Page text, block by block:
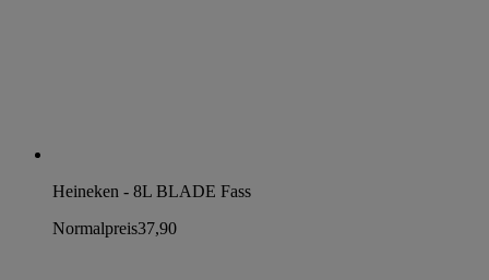
Heineken - 8L BLADE Fass
Normalpreis37,90